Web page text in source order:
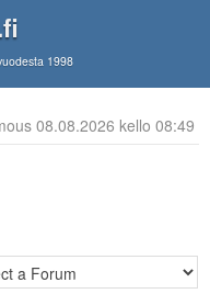
1998
08.08.2026 kello 08:49